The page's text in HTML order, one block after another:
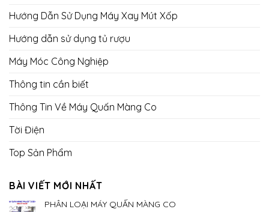
Hướng Dẫn Sử Dụng Máy Xay Mút Xốp
Hướng dẫn sử dụng tủ rượu
Máy Móc Công Nghiệp
Thông tin cần biết
Thông Tin Về Máy Quấn Màng Co
Tời Điện
Top Sản Phẩm
BÀI VIẾT MỚI NHẤT
PHÂN LOẠI MÁY QUẤN MÀNG CO